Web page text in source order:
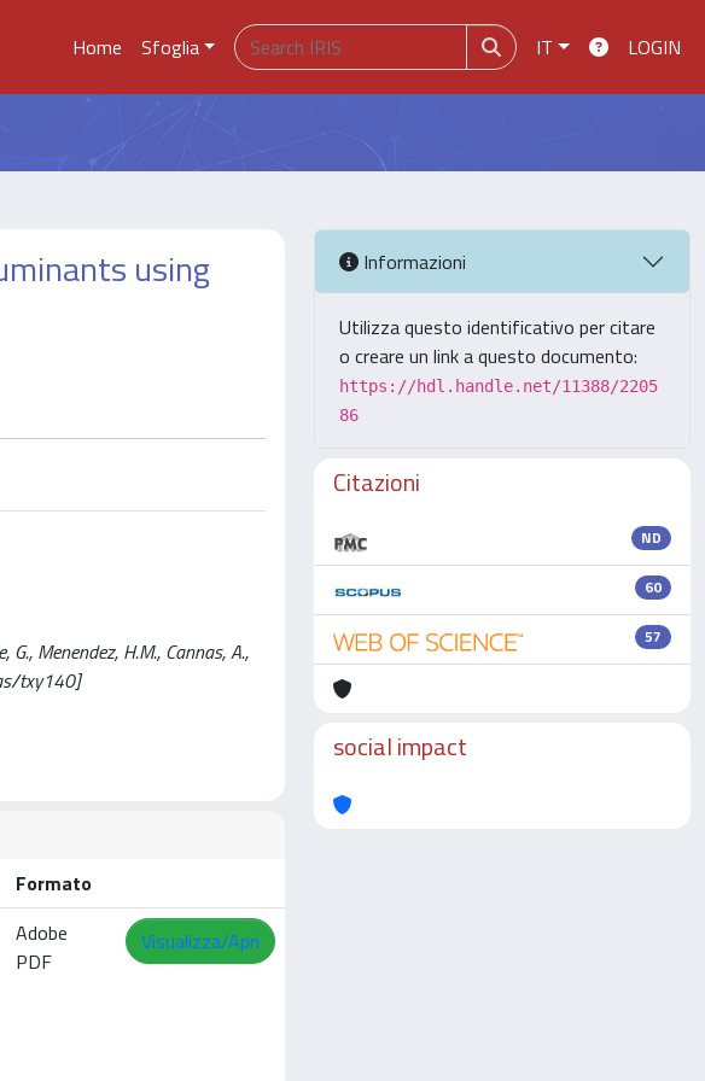
Home Sfoglia IT LOGIN
using
Menendez, H.M., Cannas, A.,
txy140]
Formato
Adobe
PDF
Visualizza/Apri
Informazioni
Utilizza questo identificativo per citare
o creare un link a questo documento:
https://hdl.handle.net/11388/2205
86
Citazioni
ND
60
57
social impact